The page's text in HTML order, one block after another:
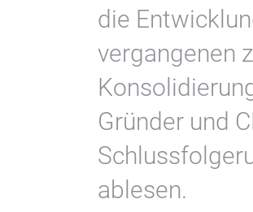
die
vergangenen
Gründer und
ablesen.